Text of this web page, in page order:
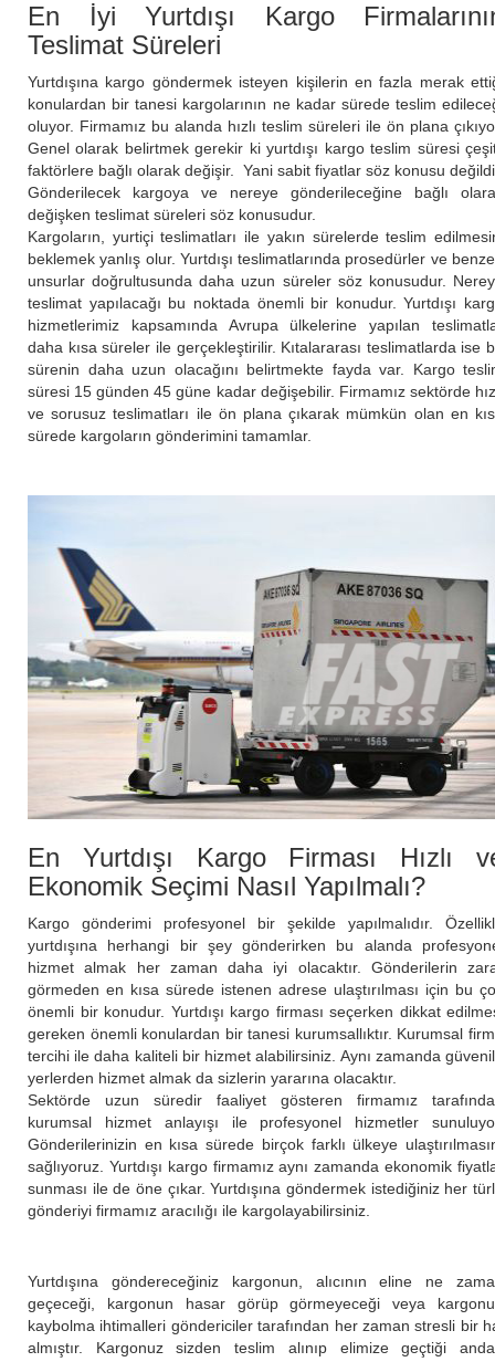
En İyi Yurtdışı Kargo
Teslimat Süreleri
Yurtdışına kargo göndermek isteyen kişilerin en fazla merak
konulardan bir tanesi kargolarının ne kadar sürede teslim
oluyor. Firmamız bu alanda hızlı teslim süreleri ile ön plana
Genel olarak belirtmek gerekir ki yurtdışı kargo teslim süresi
faktörlere bağlı olarak değişir. Yani sabit fiyatlar söz konusu
Gönderilecek kargoya ve nereye gönderileceğine bağlı
değişken teslimat süreleri söz konusudur.
Kargoların, yurtiçi teslimatları ile yakın sürelerde teslim
beklemek yanlış olur. Yurtdışı teslimatlarında prosedürler ve
unsurlar doğrultusunda daha uzun süreler söz konusudur.
teslimat yapılacağı bu noktada önemli bir konudur. Yurtdışı
hizmetlerimiz kapsamında Avrupa ülkelerine yapılan
daha kısa süreler ile gerçekleştirilir. Kıtalararası teslimatlarda ise
sürenin daha uzun olacağını belirtmekte fayda var. Kargo
süresi 15 günden 45 güne kadar değişebilir. Firmamız sektörde
ve sorusuz teslimatları ile ön plana çıkarak mümkün olan en
sürede kargoların gönderimini tamamlar.
En Yurtdışı Kargo Firması Hızlı
Ekonomik Seçimi Nasıl Yapılmalı?
Kargo gönderimi profesyonel bir şekilde yapılmalıdır.
yurtdışına herhangi bir şey gönderirken bu alanda
hizmet almak her zaman daha iyi olacaktır. Gönderilerin
görmeden en kısa sürede istenen adrese ulaştırılması için bu
önemli bir konudur. Yurtdışı kargo firması seçerken dikkat
gereken önemli konulardan bir tanesi kurumsallıktır. Kurumsal
tercihi ile daha kaliteli bir hizmet alabilirsiniz. Aynı zamanda
yerlerden hizmet almak da sizlerin yararına olacaktır.
Sektörde uzun süredir faaliyet gösteren firmamız
kurumsal hizmet anlayışı ile profesyonel hizmetler
Gönderilerinizin en kısa sürede birçok farklı ülkeye
sağlıyoruz. Yurtdışı kargo firmamız aynı zamanda ekonomik
sunması ile de öne çıkar. Yurtdışına göndermek istediğiniz her
gönderiyi firmamız aracılığı ile kargolayabilirsiniz.
Yurtdışına göndereceğiniz kargonun, alıcının eline ne
geçeceği, kargonun hasar görüp görmeyeceği veya
kaybolma ihtimalleri göndericiler tarafından her zaman stresli bir
almıştır. Kargonuz sizden teslim alınıp elimize geçtiği